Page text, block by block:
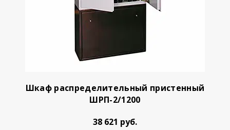
Шкаф распределительный пристенный
ШРП-2/1200
38 621 руб.